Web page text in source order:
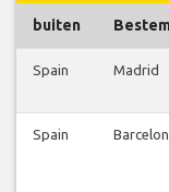
buiten
Spain Madrid
Spain